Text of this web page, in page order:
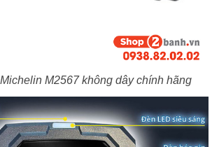
M2567 không dây chính hãng